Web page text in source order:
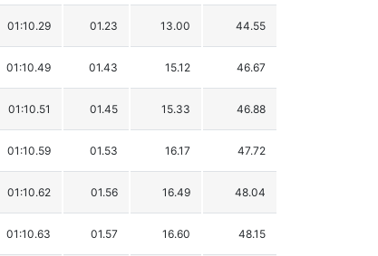
01:10.29 01.23 13.00 44.55
01:10.49 01.43 15.12 46.67
01:10.51 01.45 15.33 46.88
01:10.59 01.53 16.17 47.72
01:10.62 01.56 16.49 48.04
01:10.63 01.57 16.60 48.15